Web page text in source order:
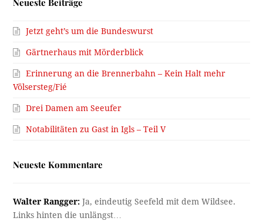
Neueste Beiträge
Jetzt geht’s um die Bundeswurst
Gärtnerhaus mit Mörderblick
Erinnerung an die Brennerbahn – Kein Halt mehr
Völsersteg/Fié
Drei Damen am Seeufer
Notabilitäten zu Gast in Igls – Teil V
Neueste Kommentare
Walter Rangger: Ja, eindeutig Seefeld mit dem Wildsee.
Links hinten die unlängst…